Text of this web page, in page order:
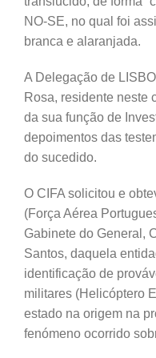
NO-SE, no qual foi
branca e alaranjada.
A Delegação de
Rosa, residente neste
da sua função de
depoimentos das
do sucedido.
O CIFA solicitou e
(Força Aérea
Gabinete do General,
Santos, daquela
identificação de
militares (Helicóptero
estado na origem na
fenómeno ocorrido